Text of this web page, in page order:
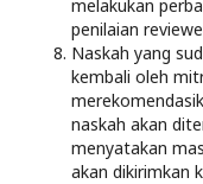
melakukan
penilaian
Naskah yang
kembali oleh
naskah akan
menyatakan
akan dikirimkan